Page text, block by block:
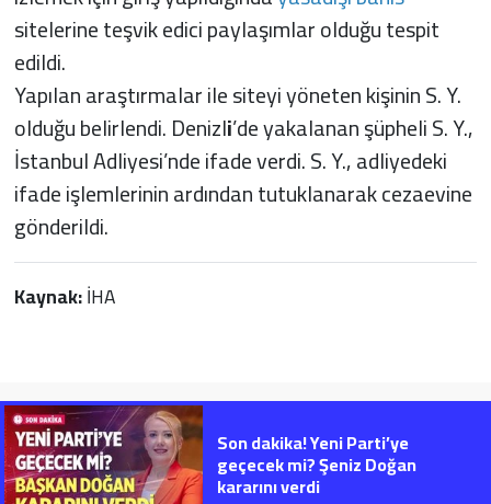
sitelerine teşvik edici paylaşımlar olduğu tespit
edildi.
Yapılan araştırmalar ile siteyi yöneten kişinin S. Y.
olduğu belirlendi. Denizli’de yakalanan şüpheli S. Y.,
İstanbul Adliyesi’nde ifade verdi. S. Y., adliyedeki
ifade işlemlerinin ardından tutuklanarak cezaevine
gönderildi.
Kaynak:İHA
Son dakika! Yeni Parti’ye
geçecek mi? Şeniz Doğan
kararını verdi